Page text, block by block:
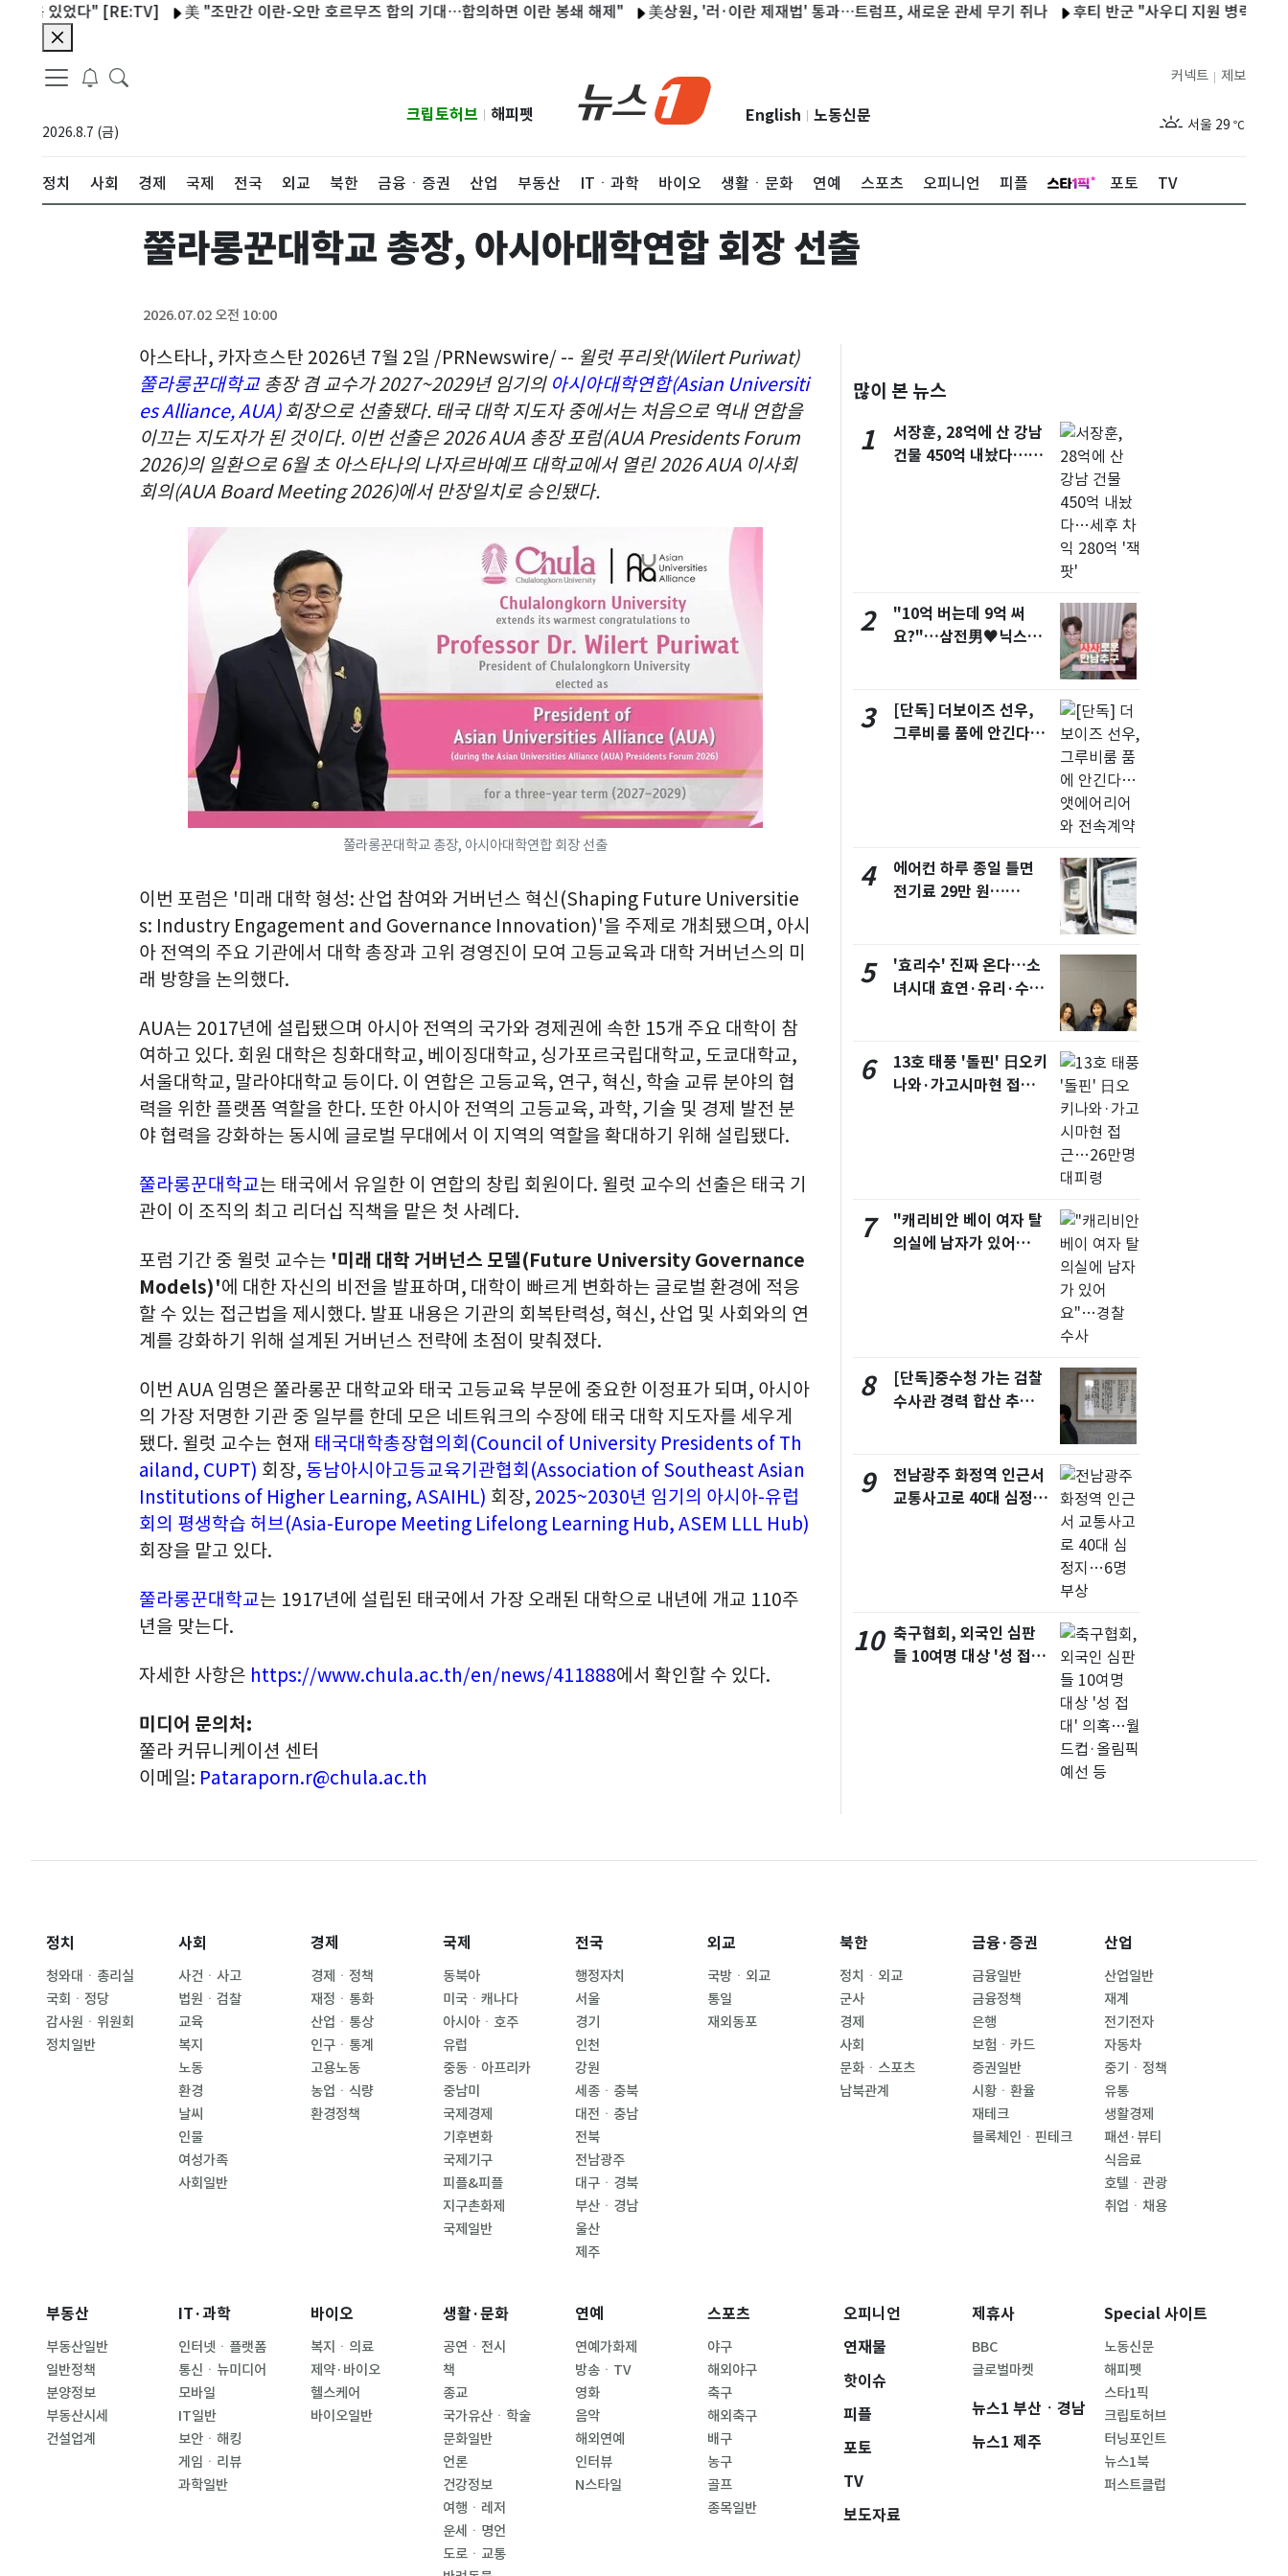
있었다" [RE:TV] 美 "조만간 이란-오만 호르무즈 합의 기대…합의하면 이란 봉쇄 해제" 美상원, '러·이란 제재법' 통과…트럼프, 새로운 관세 무기 쥐나 후티 반군 "사우디 지원 병력 및 군사
2026.8.7 (금)
크립토허브 해피펫 English 노동신문
제보
커넥트
서울 29 ℃
정치 사회 경제 국제 전국 외교 북한 금융ㆍ증권 산업 부동산 ITㆍ과학 바이오 생활ㆍ문화 연예 스포츠 오피니언 피플 포토 TV
쭐라롱꾼대학교 총장, 아시아대학연합 회장 선출
2026.07.02 오전 10:00
아스타나, 카자흐스탄 2026년 7월 2일 /PRNewswire/ -- 윌럿 푸리왓(Wilert Puriwat)
쭐라롱꾼대학교총장 겸 교수가 2027~2029년 임기의 아시아대학연합(Asian Universiti
es Alliance, AUA)회장으로 선출됐다. 태국 대학 지도자 중에서는 처음으로 역내 연합을
이끄는 지도자가 된 것이다. 이번 선출은 2026 AUA 총장 포럼(AUA Presidents Forum
2026)의 일환으로 6월 초 아스타나의 나자르바예프 대학교에서 열린 2026 AUA 이사회
회의(AUA Board Meeting 2026)에서 만장일치로 승인됐다.
쭐라롱꾼대학교 총장, 아시아대학연합 회장 선출
이번 포럼은 '미래 대학 형성: 산업 참여와 거버넌스 혁신(Shaping Future Universitie
s: Industry Engagement and Governance Innovation)'을 주제로 개최됐으며, 아시
아 전역의 주요 기관에서 대학 총장과 고위 경영진이 모여 고등교육과 대학 거버넌스의 미
래 방향을 논의했다.
AUA는 2017년에 설립됐으며 아시아 전역의 국가와 경제권에 속한 15개 주요 대학이 참
여하고 있다. 회원 대학은 칭화대학교, 베이징대학교, 싱가포르국립대학교, 도쿄대학교,
서울대학교, 말라야대학교 등이다. 이 연합은 고등교육, 연구, 혁신, 학술 교류 분야의 협
력을 위한 플랫폼 역할을 한다. 또한 아시아 전역의 고등교육, 과학, 기술 및 경제 발전 분
야 협력을 강화하는 동시에 글로벌 무대에서 이 지역의 역할을 확대하기 위해 설립됐다.
쭐라롱꾼대학교는 태국에서 유일한 이 연합의 창립 회원이다. 윌럿 교수의 선출은 태국 기
관이 이 조직의 최고 리더십 직책을 맡은 첫 사례다.
포럼 기간 중 윌럿 교수는 '미래 대학 거버넌스 모델(Future University Governance
Models)'에 대한 자신의 비전을 발표하며, 대학이 빠르게 변화하는 글로벌 환경에 적응
할 수 있는 접근법을 제시했다. 발표 내용은 기관의 회복탄력성, 혁신, 산업 및 사회와의 연
계를 강화하기 위해 설계된 거버넌스 전략에 초점이 맞춰졌다.
이번 AUA 임명은 쭐라롱꾼 대학교와 태국 고등교육 부문에 중요한 이정표가 되며, 아시아
의 가장 저명한 기관 중 일부를 한데 모은 네트워크의 수장에 태국 대학 지도자를 세우게
됐다. 윌럿 교수는 현재 태국대학총장협의회(Council of University Presidents of Th
ailand, CUPT) 회장, 동남아시아고등교육기관협회(Association of Southeast Asian
Institutions of Higher Learning, ASAIHL) 회장, 2025~2030년 임기의 아시아-유럽
회의 평생학습 허브(Asia-Europe Meeting Lifelong Learning Hub, ASEM LLL Hub)
회장을 맡고 있다.
쭐라롱꾼대학교는 1917년에 설립된 태국에서 가장 오래된 대학으로 내년에 개교 110주
년을 맞는다.
자세한 사항은 https://www.chula.ac.th/en/news/411888에서 확인할 수 있다.
미디어 문의처:
쭐라 커뮤니케이션 센터
이메일: Pataraporn.r@chula.ac.th
많이 본 뉴스
1
서장훈, 28억에 산 강남
건물 450억 내놨다…세
2
"10억 버는데 9억 써
요?"…삼전男♥닉스女
3
[단독] 더보이즈 선우,
그루비룸 품에 안긴다…
4
에어컨 하루 종일 틀면
전기료 29만 원…
5
'효리수' 진짜 온다…소
녀시대 효연·유리·수영
6
13호 태풍 '돌핀' 日오키
나와·가고시마현 접
7
"캐리비안 베이 여자 탈
의실에 남자가 있어
8
[단독]중수청 가는 검찰
수사관 경력 합산 추
9
전남광주 화정역 인근서
교통사고로 40대 심정
10 축구협회, 외국인 심판
들 10여명 대상 '성 접
정치
청와대ㆍ총리실
국회ㆍ정당
감사원ㆍ위원회
정치일반
사회
사건ㆍ사고
법원ㆍ검찰
교육
복지
노동
환경
날씨
인물
여성가족
사회일반
경제
경제ㆍ정책
재정ㆍ통화
산업ㆍ통상
인구ㆍ통계
고용노동
농업ㆍ식량
환경정책
국제
동북아
미국ㆍ캐나다
아시아ㆍ호주
유럽
중동ㆍ아프리카
중남미
국제경제
기후변화
국제기구
피플&피플
지구촌화제
국제일반
전국
행정자치
서울
경기
인천
강원
세종ㆍ충북
대전ㆍ충남
전북
전남광주
대구ㆍ경북
부산ㆍ경남
울산
제주
외교
국방ㆍ외교
통일
재외동포
북한
정치ㆍ외교
군사
경제
사회
문화ㆍ스포츠
남북관계
금융·증권
금융일반
금융정책
은행
보험ㆍ카드
증권일반
시황ㆍ환율
재테크
블록체인ㆍ핀테크
산업
산업일반
재계
전기전자
자동차
중기ㆍ정책
유통
생활경제
패션·뷰티
식음료
호텔ㆍ관광
취업ㆍ채용
부동산
부동산일반
일반정책
분양정보
부동산시세
건설업계
IT·과학
인터넷ㆍ플랫폼
통신ㆍ뉴미디어
모바일
IT일반
보안ㆍ해킹
게임ㆍ리뷰
과학일반
바이오
복지ㆍ의료
제약·바이오
헬스케어
바이오일반
생활·문화
공연ㆍ전시
책
종교
국가유산ㆍ학술
문화일반
언론
건강정보
여행ㆍ레저
운세ㆍ명언
도로ㆍ교통
연예
연예가화제
방송ㆍTV
영화
음악
해외연예
인터뷰
N스타일
스포츠
야구
해외야구
축구
해외축구
배구
농구
골프
종목일반
오피니언
연재물
핫이슈
피플
포토
TV
보도자료
제휴사
BBC
글로벌마켓
뉴스1 부산ㆍ경남
뉴스1 제주
Special 사이트
노동신문
해피펫
스타1픽
크립토허브
터닝포인트
뉴스1북
퍼스트클럽